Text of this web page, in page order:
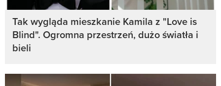
Tak wygląda mieszkanie Kamila z "Love is
Blind". Ogromna przestrzeń, dużo światła i
bieli